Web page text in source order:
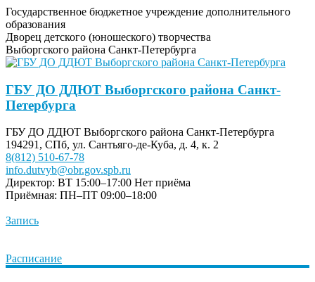
Государственное бюджетное учреждение дополнительного
образования
Дворец детского (юношеского) творчества
Выборгского района Санкт-Петербурга
ГБУ ДО ДДЮТ Выборгского района Санкт-
Петербурга
ГБУ ДО ДДЮТ Выборгского района Санкт-Петербурга
194291, СПб, ул. Сантьяго-де-Куба, д. 4, к. 2
8(812) 510-67-78
info.dutvyb@obr.gov.spb.ru
Директор: ВТ 15:00–17:00 Нет приёма
Приёмная: ПН–ПТ 09:00–18:00
Запись
Расписание